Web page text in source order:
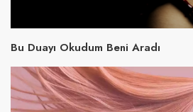
Bu Duayı Okudum Beni Aradı